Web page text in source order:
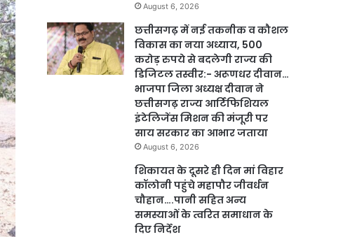
August 6, 2026
छत्तीसगढ़ में नई तकनीक व कौशल
विकास का नया अध्याय, 500
करोड़ रुपये से बदलेगी राज्य की
डिजिटल तस्वीर:- अरूणधर दीवान…
भाजपा जिला अध्यक्ष दीवान ने
छत्तीसगढ़ राज्य आर्टिफिशियल
इंटेलिजेंस मिशन की मंजूरी पर
साय सरकार का आभार जताया
August 6, 2026
शिकायत के दूसरे ही दिन मां विहार
कॉलोनी पहुंचे महापौर जीवर्धन
चौहान….पानी सहित अन्य
समस्याओं के त्वरित समाधान के
दिए निर्देश